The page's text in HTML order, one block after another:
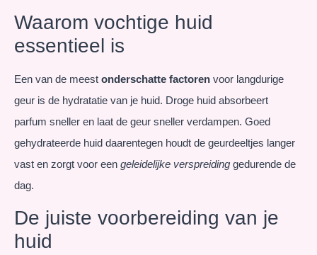
Waarom vochtige huid
essentieel is
Een van de meest onderschatte factoren voor langdurige
geur is de hydratatie van je huid. Droge huid absorbeert
parfum sneller en laat de geur sneller verdampen. Goed
gehydrateerde huid daarentegen houdt de geurdeeltjes langer
vast en zorgt voor een geleidelijke verspreiding gedurende de
dag.
De juiste voorbereiding van je
huid